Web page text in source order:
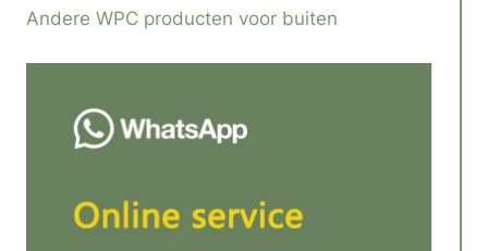
Andere WPC producten voor buiten